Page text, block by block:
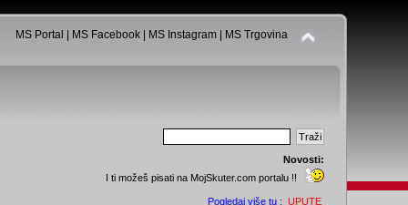
MS Portal MS Facebook| MS Instagram| MS Trgovina
Novosti:
I ti možeš pisati na MojSkuter.com portalu !!
Pogledaj više tu : UPUTE